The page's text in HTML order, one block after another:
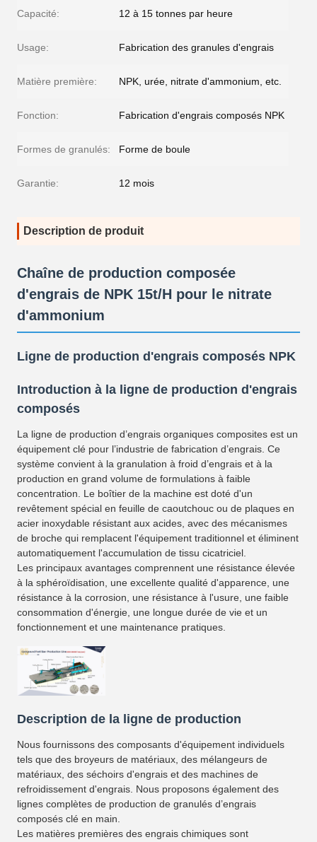
Capacité: 12 à 15 tonnes par heure
Usage: Fabrication des granules d'engrais
Matière première: NPK, urée, nitrate d'ammonium, etc.
Fonction: Fabrication d'engrais composés NPK
Formes de granulés: Forme de boule
Garantie: 12 mois
Description de produit
Chaîne de production composée
d'engrais de NPK 15t/H pour le nitrate
d'ammonium
Ligne de production d'engrais composés NPK
Introduction à la ligne de production d'engrais
composés
La ligne de production d’engrais organiques composites est un
équipement clé pour l’industrie de fabrication d’engrais. Ce
système convient à la granulation à froid d’engrais et à la
production en grand volume de formulations à faible
concentration. Le boîtier de la machine est doté d'un
revêtement spécial en feuille de caoutchouc ou de plaques en
acier inoxydable résistant aux acides, avec des mécanismes
de broche qui remplacent l'équipement traditionnel et éliminent
automatiquement l'accumulation de tissu cicatriciel.
Les principaux avantages comprennent une résistance élevée
à la sphéroïdisation, une excellente qualité d'apparence, une
résistance à la corrosion, une résistance à l'usure, une faible
consommation d'énergie, une longue durée de vie et un
fonctionnement et une maintenance pratiques.
Description de la ligne de production
Nous fournissons des composants d'équipement individuels
tels que des broyeurs de matériaux, des mélangeurs de
matériaux, des séchoirs d'engrais et des machines de
refroidissement d'engrais. Nous proposons également des
lignes complètes de production de granulés d’engrais
composés clé en main.
Les matières premières des engrais chimiques sont